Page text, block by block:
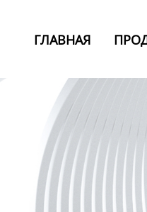
ГЛАВНАЯ